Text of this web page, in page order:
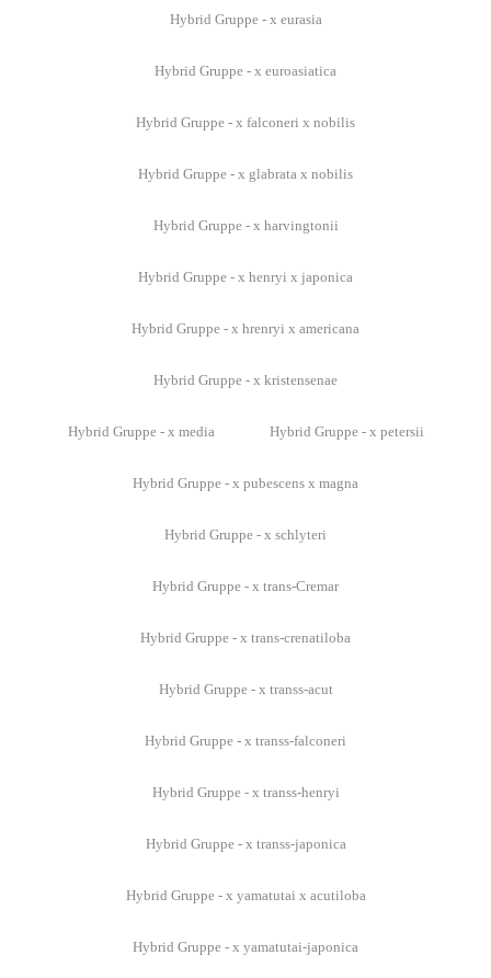
Hybrid Gruppe - x eurasia
Hybrid Gruppe - x euroasiatica
Hybrid Gruppe - x falconeri x nobilis
Hybrid Gruppe - x glabrata x nobilis
Hybrid Gruppe - x harvingtonii
Hybrid Gruppe - x henryi x japonica
Hybrid Gruppe - x hrenryi x americana
Hybrid Gruppe - x kristensenae
Hybrid Gruppe - x media Hybrid Gruppe - x petersii
Hybrid Gruppe - x pubescens x magna
Hybrid Gruppe - x schlyteri
Hybrid Gruppe - x trans-Cremar
Hybrid Gruppe - x trans-crenatiloba
Hybrid Gruppe - x transs-acut
Hybrid Gruppe - x transs-falconeri
Hybrid Gruppe - x transs-henryi
Hybrid Gruppe - x transs-japonica
Hybrid Gruppe - x yamatutai x acutiloba
Hybrid Gruppe - x yamatutai-japonica